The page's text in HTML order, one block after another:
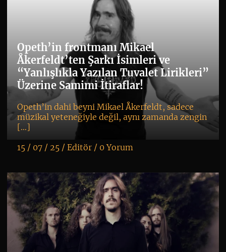
Opeth’in frontmanı Mikael
Åkerfeldt’ten Şarkı İsimleri ve
“Yanlışlıkla Yazılan Tuvalet Lirikleri”
Üzerine Samimi İtiraflar!
Opeth’in dahi beyni Mikael Åkerfeldt, sadece
müzikal yeteneğiyle değil, aynı zamanda zengin
[…]
15 / 07 / 25 / Editör/ 0 Yorum